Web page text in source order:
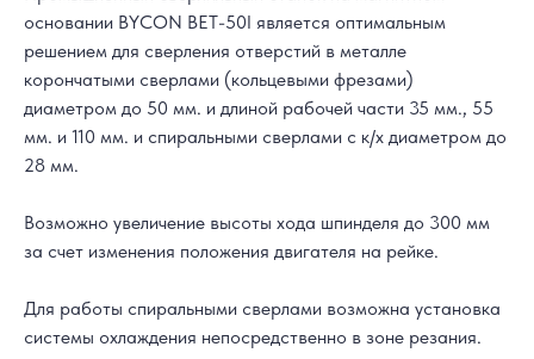
основании BYCON BET-50I является оптимальным
решением для сверления отверстий в металле
корончатыми сверлами (кольцевыми фрезами)
диаметром до 50 мм. и длиной рабочей части 35 мм., 55
мм. и 110 мм. и спиральными сверлами с к/х диаметром до
28 мм.
Возможно увеличение высоты хода шпинделя до 300 мм
за счет изменения положения двигателя на рейке.
Для работы спиральными сверлами возможна установка
системы охлаждения непосредственно в зоне резания.